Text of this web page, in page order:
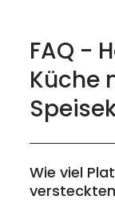
FAQ -
Küche
Wie viel